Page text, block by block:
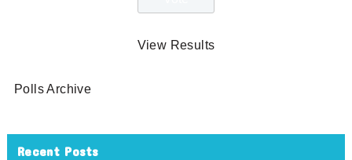
View Results
Polls Archive
Recent Posts